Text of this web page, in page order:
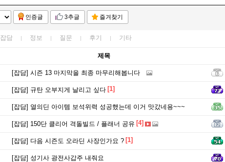
인증글 3추글 즐겨찾기
잡담 정보 질문 후기 기타
제목
[잡담] 시즌 13 마지막을 최종 마무리해봅니다
[잡담] 규탄 오부지게 날리고 싶다 [1]
[잡담] 열의딘 아이템 보석위력 성공했는데 이거 맛갔네용~~~
[잡담] 150단 클리어 격돌빌드 / 플래너 공유 [4]
[잡담] 다음 시즌도 오라딘 사장인가요 ? [1]
[잡담] 성기사 광전사갑주 내줘요